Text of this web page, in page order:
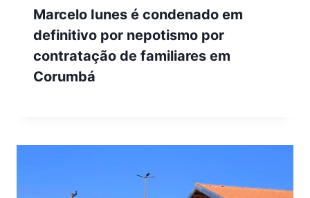
Marcelo Iunes é condenado em
definitivo por nepotismo por
contratação de familiares em
Corumbá